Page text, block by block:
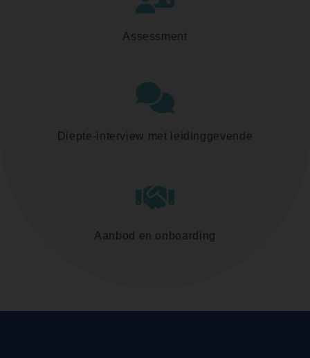
Assessment
Diepte-interview met leidinggevende
Aanbod en onboarding